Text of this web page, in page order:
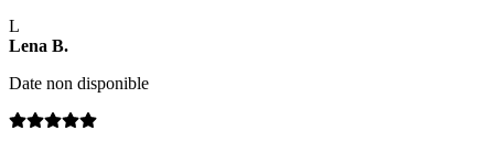
L
Lena B.
Date non disponible